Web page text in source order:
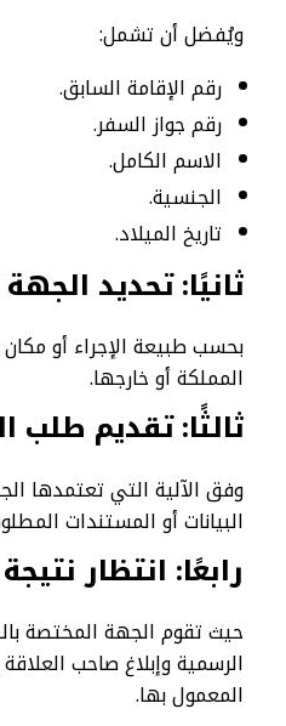
ويُفضل أن تشمل:
رقم الإقامة السابق.
رقم جواز السفر.
الاسم الكامل.
الجنسية.
تاريخ الميلاد.
ثانيًا: تحديد
بحسب طبيعة الإجراء أو
المملكة أو خارجها.
ثالثًا: تقديم طلب
وفق الآلية التي تعتمدها
البيانات أو المستندات
رابعًا: انتظار
حيث تقوم الجهة المختصة
الرسمية وإبلاغ صاحب
المعمول بها.